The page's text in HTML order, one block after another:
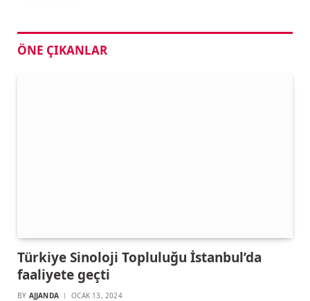
ÖNE ÇIKANLAR
Türkiye Sinoloji Topluluğu İstanbul’da
faaliyete geçti
BY AJJANDA OCAK 13, 2024